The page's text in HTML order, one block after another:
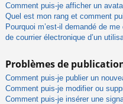
Comment puis-je afficher un
Quel est mon rang et comment
Pourquoi m’est-il demandé de
de courrier électronique d’un
Problèmes de
Comment puis-je publier un
Comment puis-je modifier ou
Comment puis-je insérer une